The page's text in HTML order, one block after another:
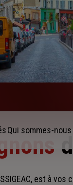
Qui sommes-nous
est à